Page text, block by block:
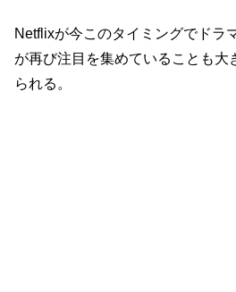
Netflixが今このタイミングでドラ
が再び注目を集めていることも大
られる。